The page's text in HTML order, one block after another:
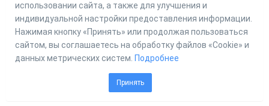
использовании сайта, а также для улучшения и
индивидуальной настройки предоставления информации.
Нажимая кнопку «Принять» или продолжая пользоваться
сайтом, вы соглашаетесь на обработку файлов «Cookie» и
данных метрических систем. Подробнее
Принять